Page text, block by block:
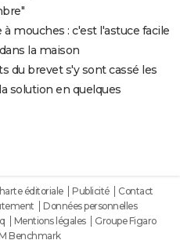
mouches : c'est l'astuce facile
la maison
du brevet s'y sont cassé les
solution en quelques
éditoriale Publicité
Contact
Données personnelles
Mentions légales
Groupe Figaro
Benchmark